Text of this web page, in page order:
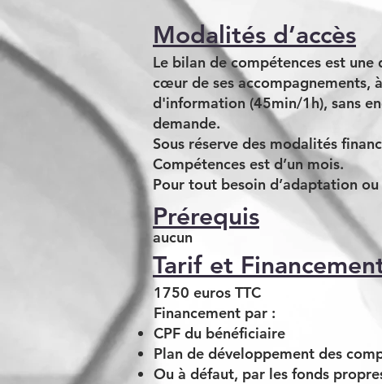
Modalités d’accès
Le bilan de compétences est
cœur de ses accompagnements,
d'information (45min/1h), sans
demande.
Sous réserve des modalités
Compétences est d’un mois.
Pour tout besoin d’adaptation
Prérequis
aucun
Tarif et
1750 euros TTC
Financement par :
CPF du bénéficiaire
Plan de développement des
Ou à défaut, par les fonds